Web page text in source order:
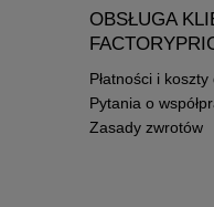
OBSŁUGA
Płatności i
Pytania o
Zasady zwrotów